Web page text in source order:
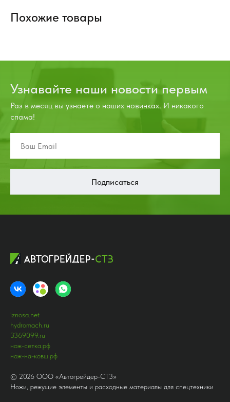
Похожие товары
Узнавайте наши новости первым
Раз в месяц вы узнаете о наших новинках. И никакого
спама!
Подписаться
iznosa.net
hydromach.ru
3369099.ru
нож-сетка.рф
нож-на-ковш.рф
© 2026 ООО «Автогрейдер-СТ3»
Ножи, режущие элементы и расходные материалы для спецтехники